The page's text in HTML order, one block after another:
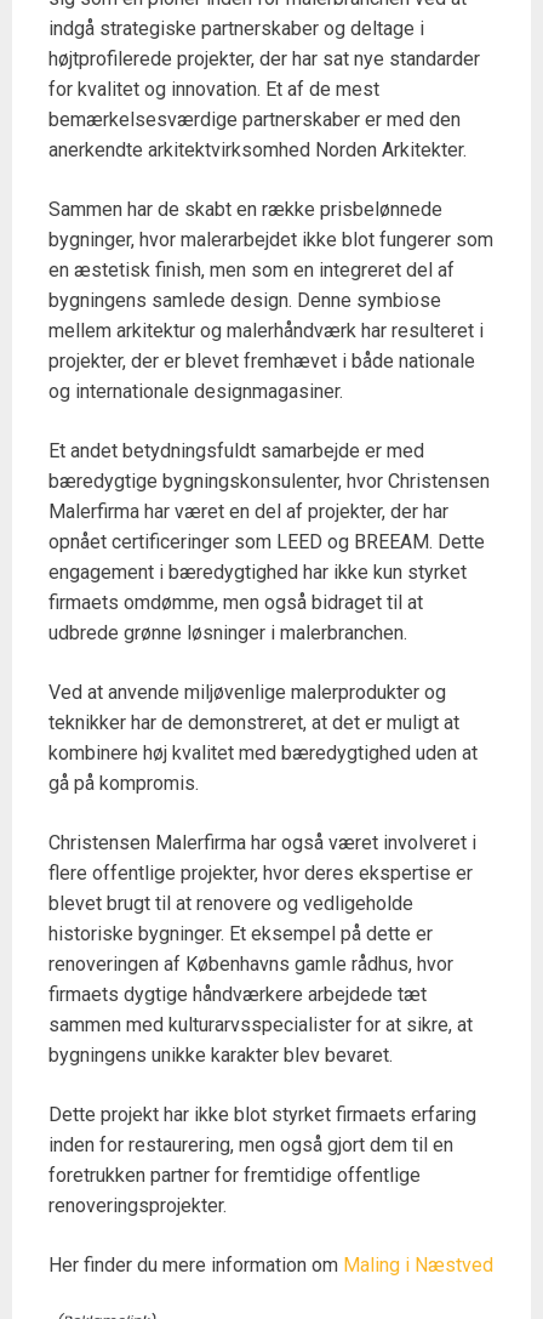
indgå strategiske partnerskaber og deltage i
højtprofilerede projekter, der har sat nye standarder
for kvalitet og innovation. Et af de mest
bemærkelsesværdige partnerskaber er med den
anerkendte arkitektvirksomhed Norden Arkitekter.
Sammen har de skabt en række prisbelønnede
bygninger, hvor malerarbejdet ikke blot fungerer som
en æstetisk finish, men som en integreret del af
bygningens samlede design. Denne symbiose
mellem arkitektur og malerhåndværk har resulteret i
projekter, der er blevet fremhævet i både nationale
og internationale designmagasiner.
Et andet betydningsfuldt samarbejde er med
bæredygtige bygningskonsulenter, hvor Christensen
Malerfirma har været en del af projekter, der har
opnået certificeringer som LEED og BREEAM. Dette
engagement i bæredygtighed har ikke kun styrket
firmaets omdømme, men også bidraget til at
udbrede grønne løsninger i malerbranchen.
Ved at anvende miljøvenlige malerprodukter og
teknikker har de demonstreret, at det er muligt at
kombinere høj kvalitet med bæredygtighed uden at
gå på kompromis.
Christensen Malerfirma har også været involveret i
flere offentlige projekter, hvor deres ekspertise er
blevet brugt til at renovere og vedligeholde
historiske bygninger. Et eksempel på dette er
renoveringen af Københavns gamle rådhus, hvor
firmaets dygtige håndværkere arbejdede tæt
sammen med kulturarvsspecialister for at sikre, at
bygningens unikke karakter blev bevaret.
Dette projekt har ikke blot styrket firmaets erfaring
inden for restaurering, men også gjort dem til en
foretrukken partner for fremtidige offentlige
renoveringsprojekter.
Her finder du mere information om Maling i Næstved